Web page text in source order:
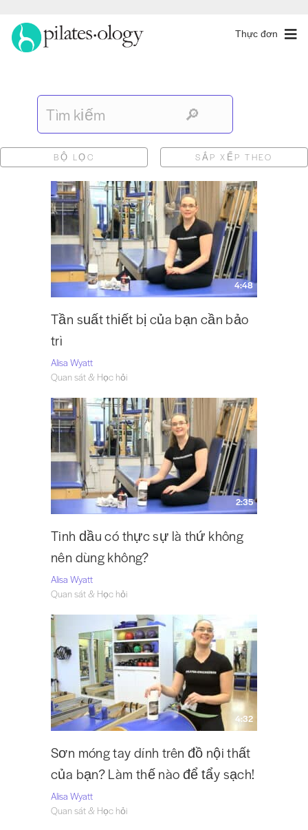
Thực đơn
BỘ LỌC SẮP XẾP THEO
4:48
Tần suất thiết bị của bạn cần bảo
trì
Alisa Wyatt
Quan sát & Học hỏi
2:35
Tinh dầu có thực sự là thứ không
nên dùng không?
Alisa Wyatt
Quan sát & Học hỏi
4:32
Sơn móng tay dính trên đồ nội thất
của bạn? Làm thế nào để tẩy sạch!
Alisa Wyatt
Quan sát & Học hỏi